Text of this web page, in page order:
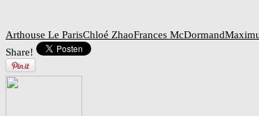
Arthouse Le ParisChloé ZhaoFrances McDormand
Share!